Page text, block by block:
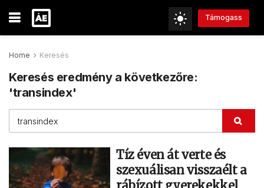
Támogass
Home Keresés
Keresés eredmény a következőre:
'transindex'
Tíz éven át verte és
szexuálisan visszaélt a